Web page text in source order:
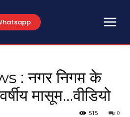
: नगर निगम के
मासूम…वीडियो
0
515